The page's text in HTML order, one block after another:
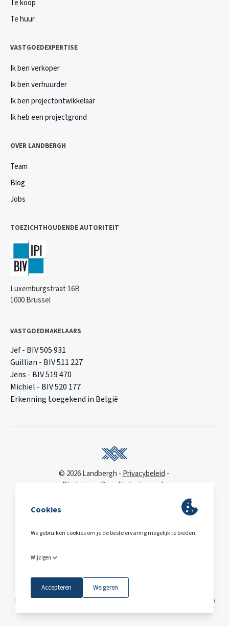
Te koop
Te huur
VASTGOEDEXPERTISE
Ik ben verkoper
Ik ben verhuurder
Ik ben projectontwikkelaar
Ik heb een projectgrond
OVER LANDBERGH
Team
Blog
Jobs
TOEZICHTHOUDENDE AUTORITEIT
Luxemburgstraat 16B
1000 Brussel
VASTGOEDMAKELAARS
Jef - BIV 505 931
Guillian - BIV 511 227
Jens - BIV 519 470
Michiel - BIV 520 177
Erkenning toegekend in België
© 2026 Landbergh
Privacybeleid
Disclaimer
Deonthologie van de
toegankelijkheidsverklaring
BE0563.607.810
Maps © Mapbox © OpenStreetMap
Deze site wordt beschermd door reCAPTCHA en